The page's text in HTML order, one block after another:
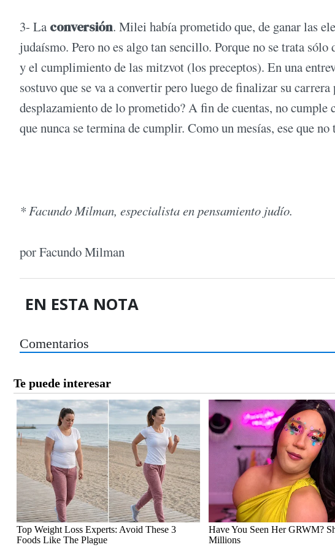
3- La conversión. Milei había prometido que, de ganar las
judaísmo. Pero no es algo tan sencillo. Porque no se trata
y el cumplimiento de las mitzvot (los preceptos). En una
sostuvo que se va a convertir pero luego de finalizar su
desplazamiento de lo prometido? A fin de cuentas, no cumple
que nunca se termina de cumplir. Como un mesías, ese que
* Facundo Milman, especialista en pensamiento judío.
por Facundo Milman
EN ESTA NOTA
Comentarios